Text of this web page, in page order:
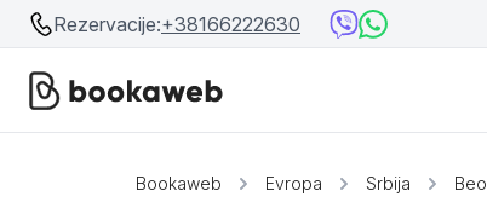
Rezervacije:+38166222630
Srbija
Bookaweb Evropa Srbija